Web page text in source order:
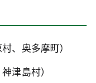
、奥多摩町）
津島村）